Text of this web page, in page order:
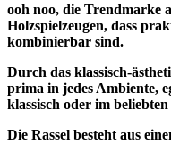
ooh noo, die Trendmarke
Holzspielzeugen, dass
kombinierbar sind.
Durch das klassisch-
prima in jedes Ambiente,
klassisch oder im
Die Rassel besteht aus